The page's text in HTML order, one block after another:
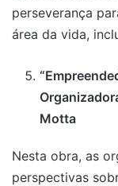
perseverança
área da vida,
Motta
Nesta obra, as
perspectivas